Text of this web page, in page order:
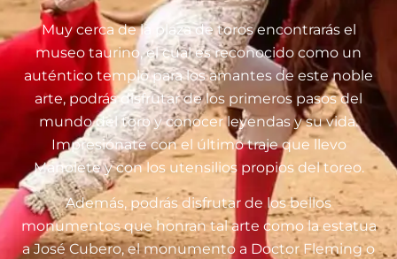
Muy cerca de la plaza de toros encontrarás el
museo taurino, el cual es reconocido como un
auténtico templo para los amantes de este noble
arte, podrás disfrutar de los primeros pasos del
mundo del toro y conocer leyendas y su vida.
Impresiónate con el último traje que llevo
Manolete y con los utensilios propios del toreo.
Además, podrás disfrutar de los bellos
monumentos que honran tal arte como la estatua
a José Cubero, el monumento a Doctor Fleming o